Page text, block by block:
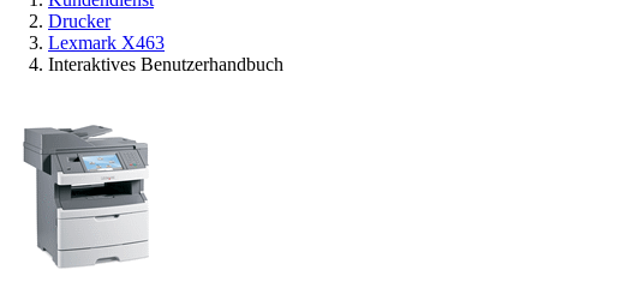
Drucker
Lexmark X463
Interaktives Benutzerhandbuch